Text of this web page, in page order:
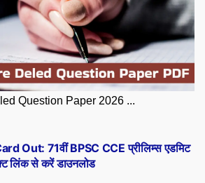
Question Paper 2026 ...
Out: 71वीं BPSC CCE प्रीलिम्स एडमिट
लिंक से करें डाउनलोड